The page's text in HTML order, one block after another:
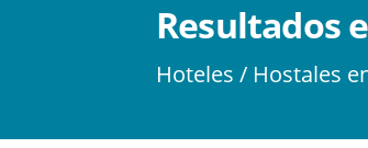
Resultados
Hoteles / Hostales